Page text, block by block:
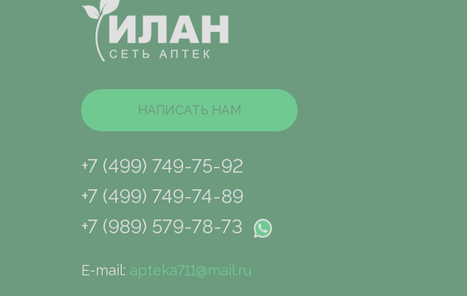
НАПИСАТЬ НАМ
+7 (499) 749-75-92
+7 (499) 749-74-89
+7 (989) 579-78-73
E-mail: apteka711@mail.ru